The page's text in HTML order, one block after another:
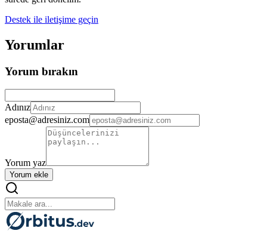
Destek ile iletişime geçin
Yorumlar
Yorum bırakın
Adınız
eposta@adresiniz.com
Yorum yaz
Yorum ekle